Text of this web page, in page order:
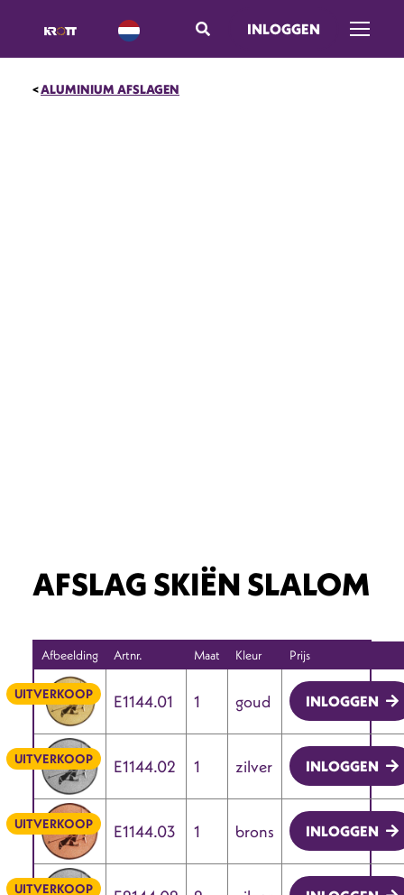
INLOGGEN
Menu
ALUMINIUM AFSLAGEN
AFSLAG SKIËN SLALOM
Afbeelding Artnr. Maat Kleur Prijs
UITVERKOOP E1144.01 1 goud INLOGGEN
UITVERKOOP E1144.02 1 zilver INLOGGEN
UITVERKOOP E1144.03 1 brons INLOGGEN
UITVERKOOP